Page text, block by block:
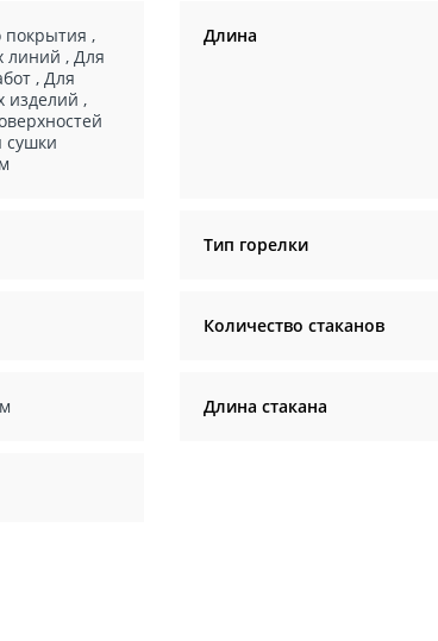
покрытия ,
линий , Для
, Для
изделий ,
сушки
Длина
Тип горелки
Количество стаканов
Длина стакана